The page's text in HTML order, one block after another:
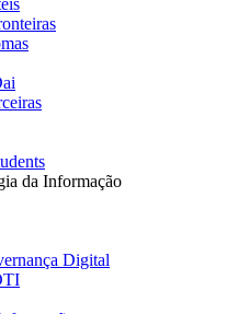
da Informação
Digital